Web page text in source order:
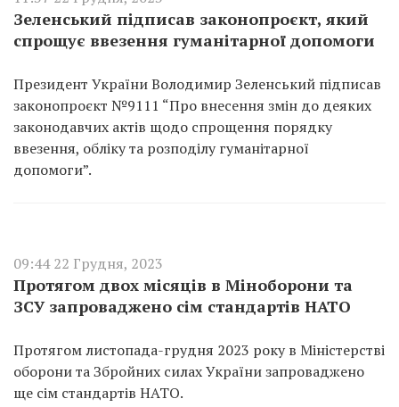
Зеленський підписав законопроєкт, який
спрощує ввезення гуманітарної допомоги
Президент України Володимир Зеленський підписав
законопроєкт №9111 “Про внесення змін до деяких
законодавчих актів щодо спрощення порядку
ввезення, обліку та розподілу гуманітарної
допомоги”.
09:44 22 Грудня, 2023
Протягом двох місяців в Міноборони та
ЗСУ запроваджено сім стандартів НАТО
Протягом листопада-грудня 2023 року в Міністерстві
оборони та Збройних силах України запроваджено
ще сім стандартів НАТО.